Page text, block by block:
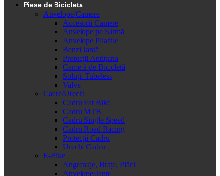
Piese de Bicicleta
Anvelope/Camere
Accesorii Camere
Anvelope pe Sârmă
Anvelope Pliabile
Benzi Jantă
Protecții Antipana
Cameră de Bicicletă
Soluții Tubeless
Valve
Cadre/Urechi
Cadru Fat Bike
Cadru MTB
Cadru Single Speed
Cadru Road Racing
Protecții Cadru
Urechi Cadru
E-Bike
Angrenaje, Brațe, Plăci
Anvelope/Jante